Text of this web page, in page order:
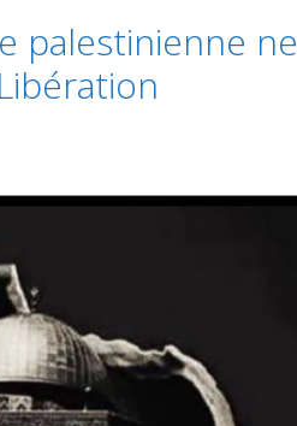
palestinienne ne